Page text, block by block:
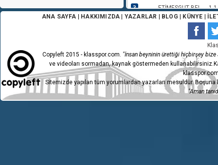
3 ETİMESGUT BEL. 1-1
BUCASPOR 1928 2-1
ETİMESGUT BEL. 1-1
ANA SAYFA HAKKIMIZDA YAZARLAR BLOG KÜNYE
Copyleft 2015 - klasspor.com. "İnsan beyninin ürettiği hiçbirşey bize
ve videoları sormadan, kaynak göstermeden
Sitemizde yapılan tüm yorumlardan yazarları mesuldür.
"Aman